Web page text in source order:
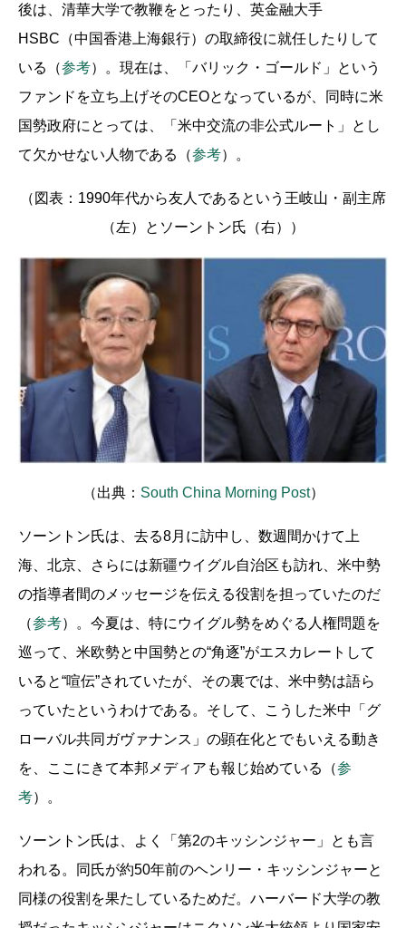
後は、清華大学で教鞭をとったり、英金融大手
HSBC（中国香港上海銀行）の取締役に就任したりして
いる（参考）。現在は、「バリック・ゴールド」という
ファンドを立ち上げそのCEOとなっているが、同時に米
国勢政府にとっては、「米中交流の非公式ルート」とし
て欠かせない人物である（参考）。
（図表：1990年代から友人であるという王岐山・副主席
（左）とソーントン氏（右））
（出典： South China Morning Post）
ソーントン氏は、去る8月に訪中し、数週間かけて上
海、北京、さらには新疆ウイグル自治区も訪れ、米中勢
の指導者間のメッセージを伝える役割を担っていたのだ
（参考）。今夏は、特にウイグル勢をめぐる人権問題を
巡って、米欧勢と中国勢との“角逐”がエスカレートして
いると“喧伝”されていたが、その裏では、米中勢は語ら
っていたというわけである。そして、こうした米中「グ
ローバル共同ガヴァナンス」の顕在化とでもいえる動き
を、ここにきて本邦メディアも報じ始めている（参
考）。
ソーントン氏は、よく「第2のキッシンジャー」とも言
われる。同氏が約50年前のヘンリー・キッシンジャーと
同様の役割を果たしているためだ。ハーバード大学の教